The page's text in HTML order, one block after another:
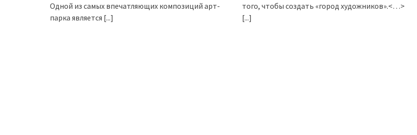
Одной из самых впечатляющих композиций арт-
парка является [...]
того, чтобы создать «город художников».<…>
[...]